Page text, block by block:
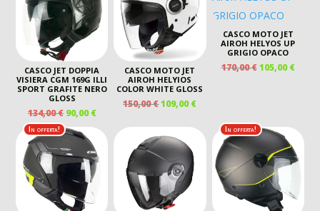
CASCO JET DOPPIA
VISIERA CGM 169G ILLI
SPORT GRAFITE NERO
GLOSS
134,00€ IL
PREZZO
ORIGINALE
ERA:
134,00 €.
90,00€IL
PREZZO
ATTUALE
È:
90,00 €.
CASCO MOTO JET
AIROH HELYIOS
COLOR WHITE GLOSS
150,00€IL
ORIGINALE
ERA:
150,00 €.
109,00€IL
ATTUALE
109,00 €.
CASCO MOTO JET
AIROH HELYOS UP
GRIGIO OPACO
170,00€ IL
105,00€IL
In offerta! In offerta!